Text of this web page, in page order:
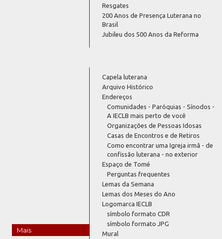
Resgates
200 Anos de Presença Luterana no
Brasil
Jubileu dos 500 Anos da Reforma
Mais
Capela luterana
Arquivo Histórico
Endereços
Comunidades - Paróquias - Sínodos -
A IECLB mais perto de você
Organizações de Pessoas Idosas
Casas de Encontros e de Retiros
Como encontrar uma Igreja irmã - de
confissão luterana - no exterior
Espaço de Tomé
Perguntas frequentes
Lemas da Semana
Lemas dos Meses do Ano
Logomarca IECLB
símbolo formato CDR
símbolo formato JPG
Mural